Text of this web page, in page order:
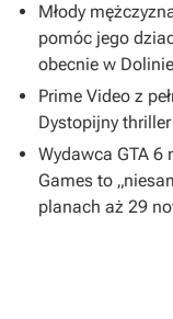
Młody
pomóc jego
obecnie w
Prime Video z
Dystopijny
Wydawca GTA
Games to
planach aż 29